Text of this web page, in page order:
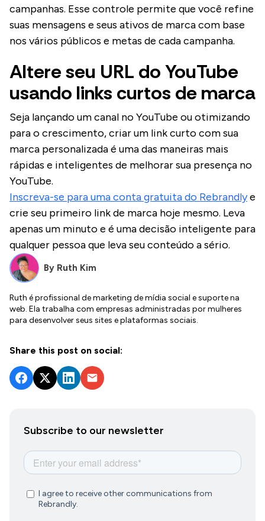
By Ruth Kim
Ruth é profissional de marketing de mídia social e suporte na
web. Ela trabalha com empresas administradas por mulheres
para desenvolver seus sites e plataformas sociais.
Share this post on social:
Subscribe to our newsletter
campanhas. Esse controle permite que você refine
suas mensagens e seus ativos de marca com base
nos vários públicos e metas de cada campanha.
Altere seu URL do YouTube
usando links curtos de marca
Seja lançando um canal no YouTube ou otimizando
para o crescimento, criar um link curto com sua
marca personalizada é uma das maneiras mais
rápidas e inteligentes de melhorar sua presença no
YouTube.
Inscreva-se para uma conta gratuita do Rebrandlye
crie seu primeiro link de marca hoje mesmo. Leva
apenas um minuto e é uma decisão inteligente para
qualquer pessoa que leva seu conteúdo a sério.